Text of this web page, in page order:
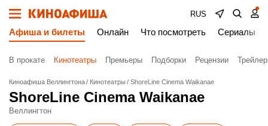
RUS
Афиша и билеты Онлайн Что посмотреть Сериалы
В прокате Кинотеатры Премьеры Подборки Рецензии
Киноафиша Веллингтона Кинотеатры ShoreLine Cinema Waikanae
ShoreLine Cinema Waikanae
Веллингтон